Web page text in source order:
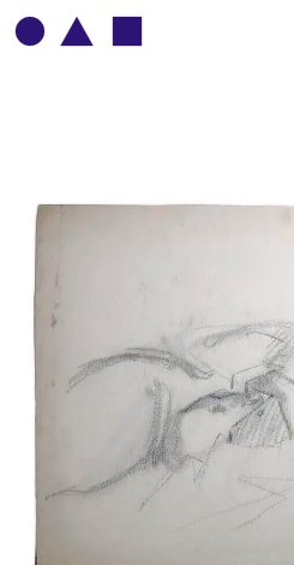
ADOLPHE
CATALOGUE